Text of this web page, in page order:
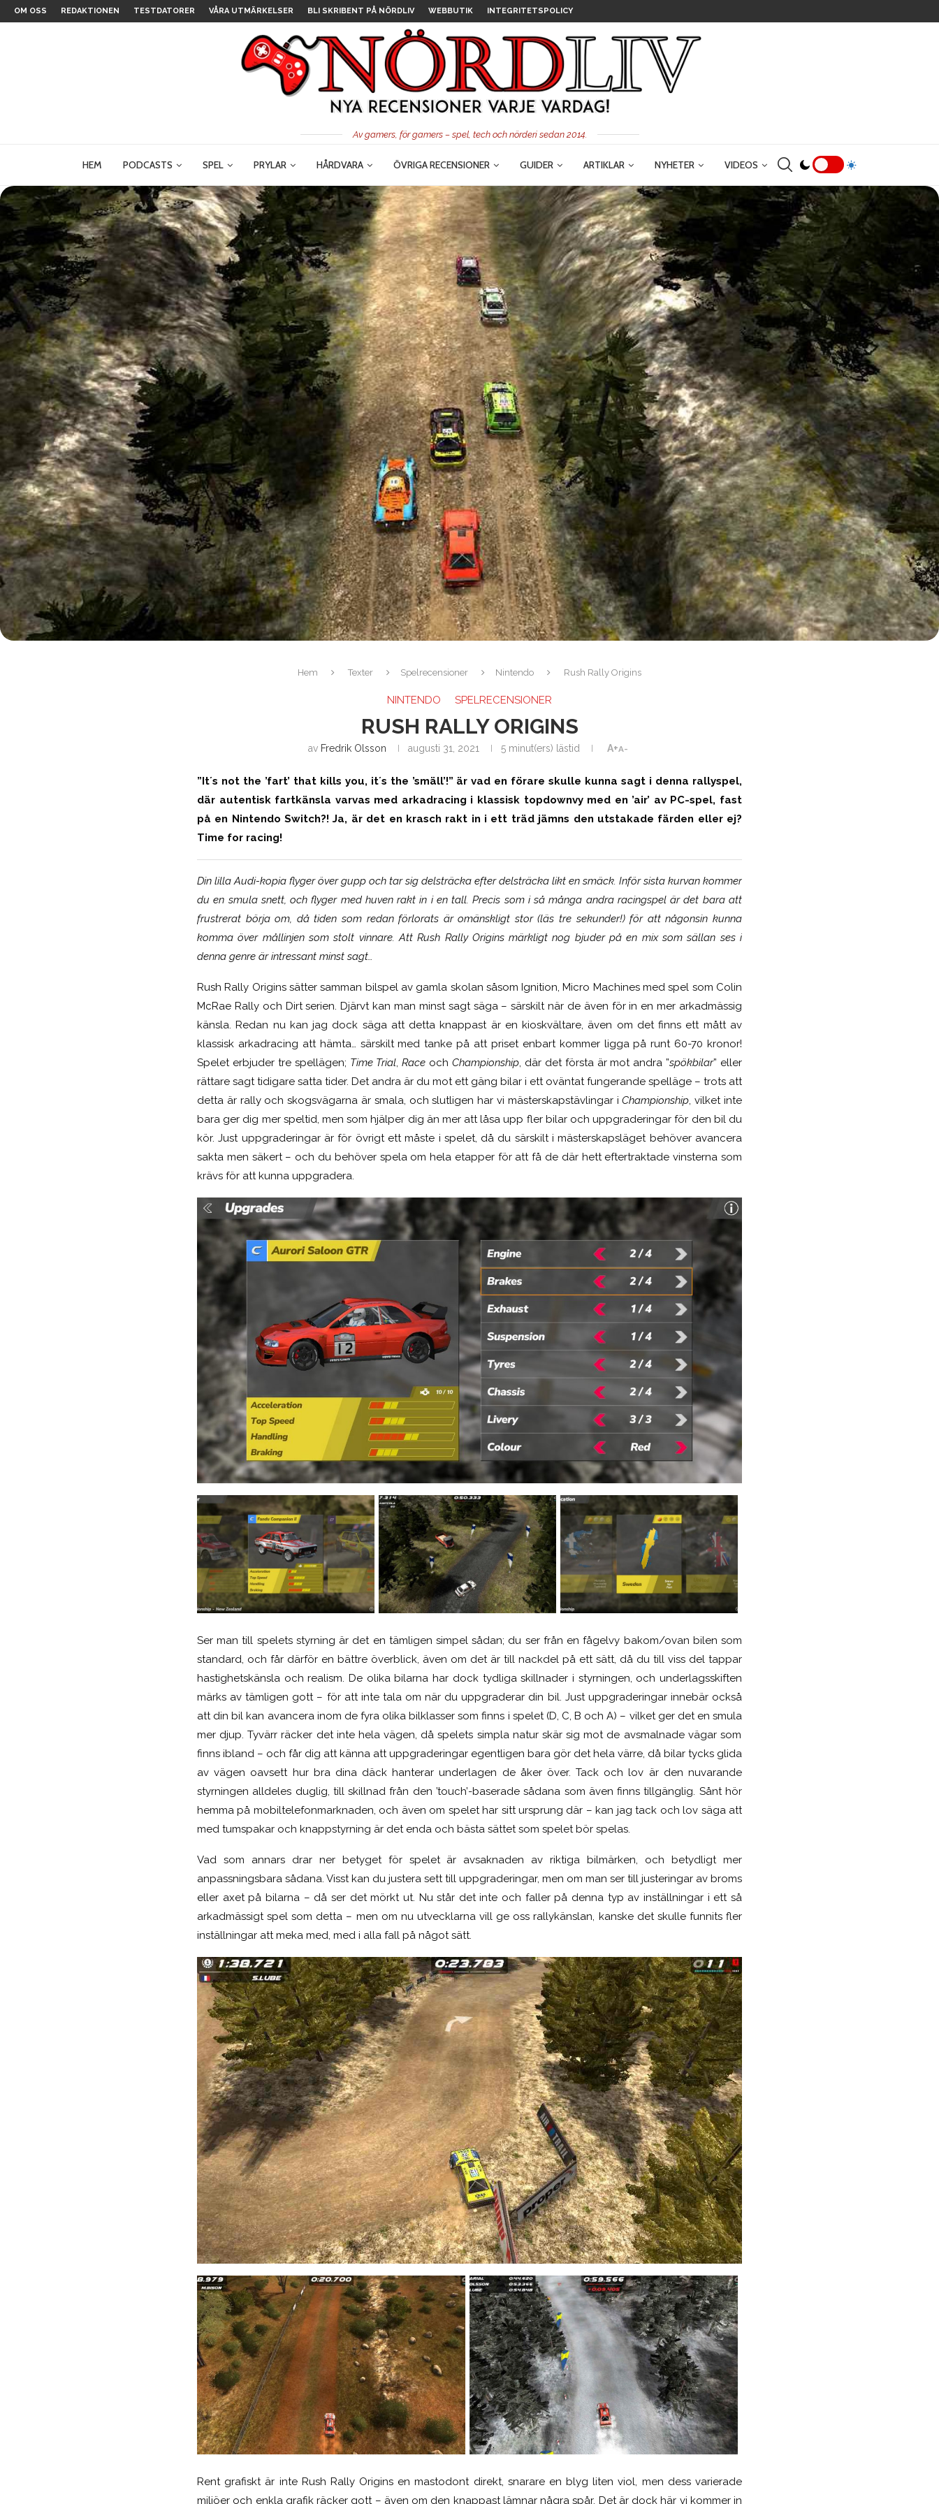
OM OSS REDAKTIONEN TESTDATORER VÅRA UTMÄRKELSER BLI SKRIBENT PÅ NÖRDLIV WEBBUTIK INTEGRITETSPOLICY
Av gamers, för gamers – spel, tech och nörderi sedan 2014.
HEM PODCASTS SPEL PRYLAR HÅRDVARA ÖVRIGA RECENSIONER GUIDER ARTIKLAR NYHETER VIDEOS
Hem Texter Spelrecensioner Nintendo Rush Rally Origins
NINTENDO SPELRECENSIONER
RUSH RALLY ORIGINS
av Fredrik Olsson augusti 31, 2021 5 minut(ers) lästid A+A-
”It´s not the ’fart’ that kills you, it´s the ’smäll’!” är vad en förare skulle kunna sagt i denna rallyspel,
där autentisk fartkänsla varvas med arkadracing i klassisk topdownvy med en ’air’ av PC-spel, fast
på en Nintendo Switch?! Ja, är det en krasch rakt in i ett träd jämns den utstakade färden eller ej?
Time for racing!
Din lilla Audi-kopia flyger över gupp och tar sig delsträcka efter delsträcka likt en smäck. Inför sista kurvan kommer
duen smulasnett, och flyger med huven rakt in i en tall. Precis som i så många andra racingspel är det bara att
frustrerat börja om, då tiden som redan förlorats är omänskligt stor (läs tre sekunder!) för att någonsin kunna
komma över mållinjen som stolt vinnare. Att Rush Rally Origins märkligt nog bjuder på en mix som sällan ses i
denna genre är intressant minst sagt…
Rush Rally Origins sätter samman bilspel av gamla skolan såsom Ignition, Micro Machines med spel som Colin
McRae Rally och Dirt serien. Djärvt kan man minst sagt säga – särskilt när de även för in en mer arkadmässig
känsla. Redan nu kan jag dock säga att detta knappast är en kioskvältare, även om det finns ett mått av
klassisk arkadracing att hämta… särskilt med tanke på att priset enbart kommer ligga på runt 60-70 kronor!
Spelet erbjuder tre spellägen; Time Trial,Race och Championship, där det första är mot andra ”spökbilar” eller
rättare sagt tidigare satta tider. Det andra är du mot ett gäng bilar i ett oväntat fungerande spelläge – trots att
detta är rally och skogsvägarna är smala, och slutligen har vi mästerskapstävlingar iChampionship, vilket inte
bara ger dig mer speltid, men som hjälper dig än mer attlåsa upp flerbilar och uppgraderingarför den bil du
kör. Just uppgraderingar är för övrigt ett måste i spelet, då du särskilt i mästerskapsläget behöver avancera
sakta men säkert – och du behöver spela om hela etapper för att få de där hett eftertraktade vinsterna som
krävs för att kunna uppgradera.
Ser man till spelets styrning är det en tämligen simpel sådan; du ser från en fågelvy bakom/ovan bilen som
standard, och får därför en bättre överblick, även om det är till nackdel på ett sätt, då du till viss del tappar
hastighetskänsla och realism. De olika bilarna har dock tydliga skillnader i styrningen, och underlagsskiften
märks avtämligen gott– för att inte tala om när du uppgraderar din bil. Just uppgraderingar innebär också
att din bil kan avancera inom de fyra olika bilklasser som finns i spelet (D, C, B och A) – vilket ger det en smula
mer djup. Tyvärr räcker det inte hela vägen, då spelets simpla natur skär sig mot de avsmalnade vägar som
finns ibland – och får dig att känna att uppgraderingar egentligen bara gör det hela värre, då bilar tycks glida
av vägen oavsett hur bra dina däck hanterar underlagen de åker över. Tack och lov är den nuvarande
styrningen alldeles duglig, till skillnad från den ’touch’-baserade sådana som även finns tillgänglig. Sånt hör
hemma på mobiltelefonmarknaden, och även om spelet har sitt ursprung där – kan jag tack och lov säga att
med tumspakar och knappstyrning är det enda och bästa sättet som spelet bör spelas.
Vad som annars drar ner betyget för spelet är avsaknaden av riktiga bilmärken, och betydligt mer
anpassningsbara sådana. Visst kan du justera sett till uppgraderingar, men om man ser till justeringar av broms
eller axet på bilarna – då ser det mörkt ut. Nu står det inte och faller på denna typ av inställningar i ett så
arkadmässigt spel som detta – men om nu utvecklarna vill ge oss rallykänslan, kanske det skulle funnits fler
inställningar att meka med, med i alla fall på något sätt.
Rent grafiskt är inte Rush Rally Origins en mastodont direkt, snarare en blyg liten viol, men dess varierade
miljöer och enkla grafik räcker gott – även om den knappast lämnar några spår. Det är dock här vi kommer in